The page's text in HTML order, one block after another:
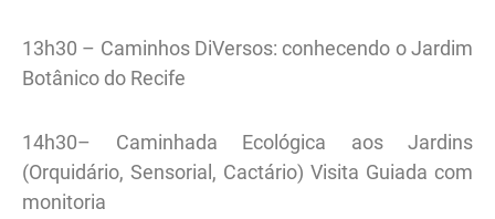
13h30 – Caminhos DiVersos: conhecendo o Jardim
Botânico do Recife
14h30– Caminhada Ecológica aos Jardins
(Orquidário, Sensorial, Cactário) Visita Guiada com
monitoria